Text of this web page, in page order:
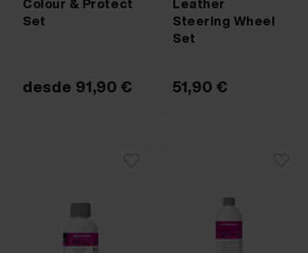
Set
desde 91,90 €
Steering Wheel
Set
51,90 €